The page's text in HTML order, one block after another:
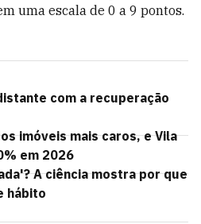
uma escala de 0 a 9 pontos.
com a recuperação
imóveis mais caros, e Vila
em 2026
A ciência mostra por que
hábito